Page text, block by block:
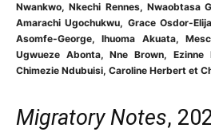
Nwankwo, Nkechi Rennes, Nwaobtasa
Amarachi Ugochukwu, Grace Osdor-
Asomfe-George, Ihuoma Akuata,
Ugwueze Abonta, Nne Brown, Ezinne
Chimezie Ndubuisi, Caroline Herbert et
Migratory Notes,